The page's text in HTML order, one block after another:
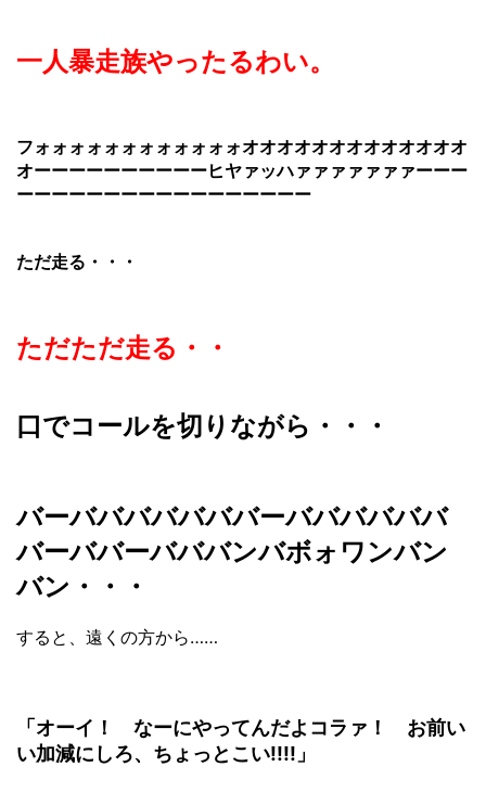
一人暴走族やったるわい。
フォォォォォォォォォォォォオオオオオオオオオオオオオ
オーーーーーーーーーーヒヤァッハァァァァァァァーーー
ーーーーーーーーーーーーーーーーー
ただ走る・・・
ただただ走る・・
口でコールを切りながら・・・
バーバババババババーババババババ
バーババーバババンバボォワンバン
バン・・・
すると、遠くの方から……
「オーイ！ なーにやってんだよコラァ！ お前い
い加減にしろ、ちょっとこい!!!!」